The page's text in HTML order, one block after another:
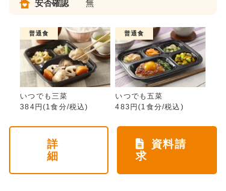
安否確認 無
普通食
いつでも三菜
384円(1食分/税込)
普通食
いつでも五菜
483円(1食分/税込)
詳
細
資料請
求